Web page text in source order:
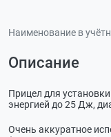
Наименование в
Описание
Прицел для
энергией до 25 Дж,
Очень аккуратное